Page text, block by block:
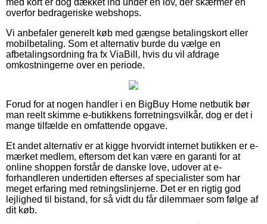
overfor bedrageriske webshops.
Vi anbefaler generelt køb med gængse betalingskort eller
mobilbetaling. Som et alternativ burde du vælge en
afbetalingsordning fra fx ViaBill, hvis du vil afdrage
omkostningerne over en periode.
Forud for at nogen handler i en BigBuy Home netbutik bør
man reelt skimme e-butikkens forretningsvilkår, dog er det i
mange tilfælde en omfattende opgave.
Et andet alternativ er at kigge hvorvidt internet butikken er e-
mærket medlem, eftersom det kan være en garanti for at
online shoppen forstår de danske love, udover at e-
forhandleren undertiden efterses af specialister som har
meget erfaring med retningslinjerne. Det er en rigtig god
lejlighed til bistand, for så vidt du får dilemmaer som følge af
dit køb.